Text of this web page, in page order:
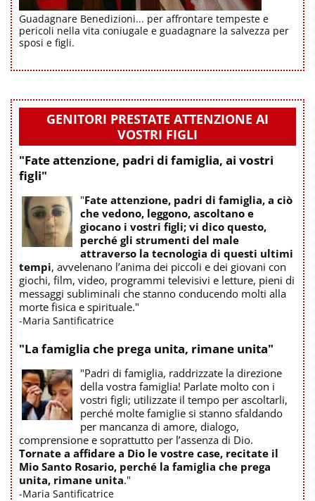
Guadagnare Benedizioni... per affrontare tempeste e
pericoli nella vita coniugale e guadagnare la salvezza per
sposi e figli.
GENITORI PRESTATE ATTENZIONE AI
VOSTRI FIGLI
"Fate attenzione, padri di famiglia, ai vostri
figli"
"Fate attenzione, padri di famiglia, a ciò
che vedono, leggono, ascoltano e
giocano i vostri figli; vi dico questo,
perché gli strumenti del male
attraverso la tecnologia di questi ultimi
tempi, avvelenano l’anima dei piccoli e dei giovani con
giochi, film, video, programmi televisivi e letture, pieni di
messaggi subliminali che stanno conducendo molti alla
morte fisica e spirituale."
-Maria Santificatrice
"La famiglia che prega unita, rimane unita"
"Padri di famiglia, raddrizzate la direzione
della vostra famiglia! Parlate molto con i
vostri figli; utilizzate il tempo per ascoltarli,
perché molte famiglie si stanno sfaldando
per mancanza di amore, dialogo,
comprensione e soprattutto per l’assenza di Dio.
Tornate a affidare a Dio le vostre case, recitate il
Mio Santo Rosario, perché la famiglia che prega
unita, rimane unita."
-Maria Santificatrice